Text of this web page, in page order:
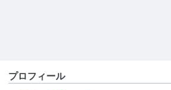
プロフィール